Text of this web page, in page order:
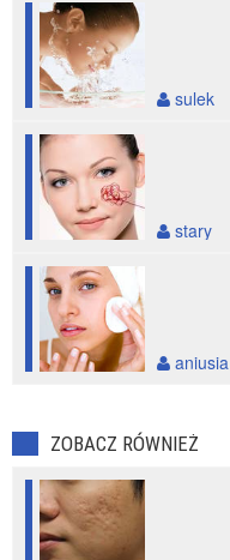
sulek
stary
aniusia
ZOBACZ RÓWNIEŻ